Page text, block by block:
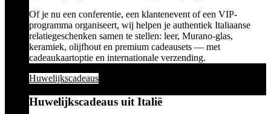
Of je nu een conferentie, een klantenevent of een VIP-
programma organiseert, wij helpen je authentiek Italiaanse
relatiegeschenken samen te stellen: leer, Murano-glas,
keramiek, olijfhout en premium cadeausets — met
cadeaukaartoptie en internationale verzending.
Huwelijkscadeaus
Huwelijkscadeaus uit Italië